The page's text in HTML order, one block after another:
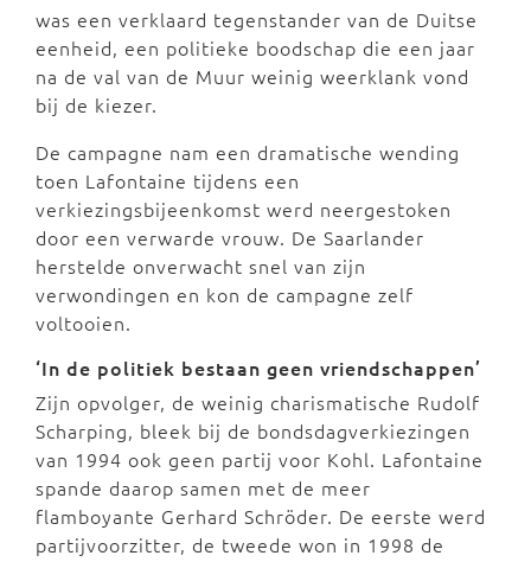
was een verklaard tegenstander van de Duitse
eenheid, een politieke boodschap die een jaar
na de val van de Muur weinig weerklank vond
bij de kiezer.
De campagne nam een dramatische wending
toen Lafontaine tijdens een
verkiezingsbijeenkomst werd neergestoken
door een verwarde vrouw. De Saarlander
herstelde onverwacht snel van zijn
verwondingen en kon de campagne zelf
voltooien.
‘In de politiek bestaan geen vriendschappen’
Zijn opvolger, de weinig charismatische Rudolf
Scharping, bleek bij de bondsdagverkiezingen
van 1994 ook geen partij voor Kohl. Lafontaine
spande daarop samen met de meer
flamboyante Gerhard Schröder. De eerste werd
partijvoorzitter, de tweede won in 1998 de